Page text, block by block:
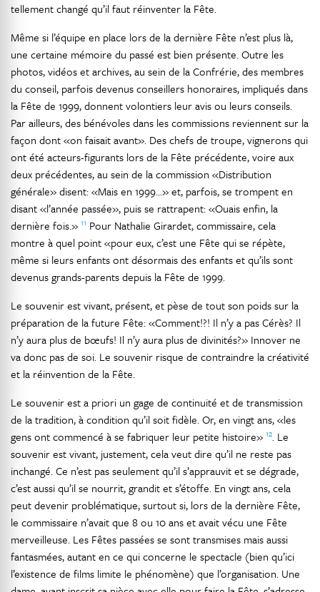
tellement changé qu’il faut réinventer la Fête.
Même si l’équipe en place lors de la dernière Fête n’est plus là,
une certaine mémoire du passé est bien présente. Outre les
photos, vidéos et archives, au sein de la Confrérie, des membres
du conseil, parfois devenus conseillers honoraires, impliqués dans
la Fête de 1999, donnent volontiers leur avis ou leurs conseils.
Par ailleurs, des bénévoles dans les commissions reviennent sur la
façon dont «on faisait avant». Des chefs de troupe, vignerons qui
ont été acteurs-figurants lors de la Fête précédente, voire aux
deux précédentes, au sein de la commission «Distribution
générale» disent: «Mais en 1999…» et, parfois, se trompent en
disant «l’année passée», puis se rattrapent: «Ouais enfin, la
dernière fois.» 11 Pour Nathalie Girardet, commissaire, cela
montre à quel point «pour eux, c’est une Fête qui se répète,
même si leurs enfants ont désormais des enfants et qu’ils sont
devenus grands-parents depuis la Fête de 1999.
Le souvenir est vivant, présent, et pèse de tout son poids sur la
préparation de la future Fête: «Comment!?! Il n’y a pas Cérès? Il
n’y aura plus de bœufs! Il n’y aura plus de divinités?» Innover ne
va donc pas de soi. Le souvenir risque de contraindre la créativité
et la réinvention de la Fête.
Le souvenir est a priori un gage de continuité et de transmission
de la tradition, à condition qu’il soit fidèle. Or, en vingt ans, «les
gens ont commencé à se fabriquer leur petite histoire» 12. Le
souvenir est vivant, justement, cela veut dire qu’il ne reste pas
inchangé. Ce n’est pas seulement qu’il s’apprauvit et se dégrade,
c’est aussi qu’il se nourrit, grandit et s’étoffe. En vingt ans, cela
peut devenir problématique, surtout si, lors de la dernière Fête,
le commissaire n’avait que 8 ou 10 ans et avait vécu une Fête
merveilleuse. Les Fêtes passées se sont transmises mais aussi
fantasmées, autant en ce qui concerne le spectacle (bien qu’ici
l’existence de films limite le phénomène) que l’organisation. Une